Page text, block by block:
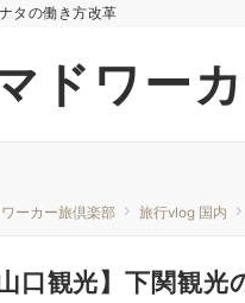
タの働き方改革
ドワー
ーカー旅倶楽部 旅行vlog 国内
山口観光】下関観